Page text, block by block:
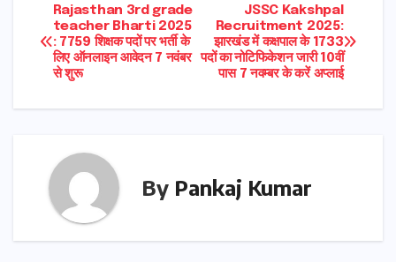
Post
navigation
JSSC Kakshpal
Recruitment 2025:
झारखंड में कक्षपाल के 1733
पदों का नोटिफिकेशन जारी 10वीं
पास 7 नवम्बर के करें अप्लाई
Rajasthan 3rd grade
teacher Bharti 2025
: 7759 शिक्षक पदों पर भर्ती के
लिए ऑनलाइन आवेदन 7 नवंबर
से शुरू
By Pankaj Kumar